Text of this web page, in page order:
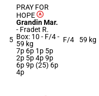
5
PRAY FOR
HOPE
Grandin Mar.
- Fradet R.
Box: 10 - F/4 -
59 kg
7p 6p 1p 5p
2p 5p 4p 9p
6p 9p (25) 6p
4p
F/4 59 kg